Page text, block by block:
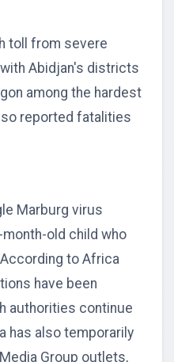
toll from severe
Abidjan's districts
among the hardest
reported fatalities
Marburg virus
old child who
to Africa
have been
authorities continue
has also temporarily
Group outlets,